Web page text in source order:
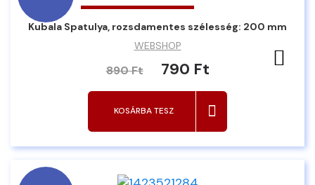
Kubala Spatulya, rozsdamentes szélesség: 200 mm
WEBSHOP
890 Ft 790 Ft
KOSÁRBA TESZ